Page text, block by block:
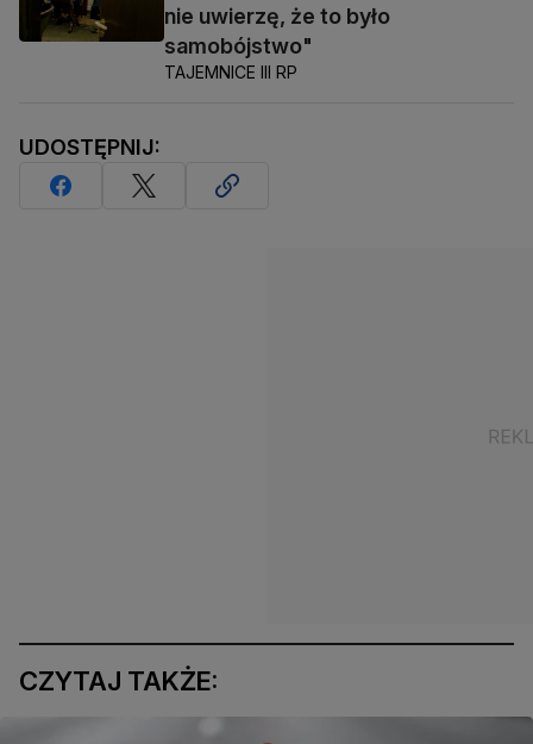
nie uwierzę, że to było
samobójstwo"
TAJEMNICE III RP
UDOSTĘPNIJ:
CZYTAJ TAKŻE: